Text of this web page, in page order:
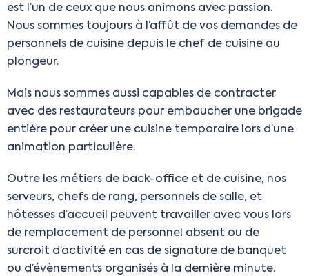
est l’un de ceux que nous animons avec passion.
Nous sommes toujours à l’affût de vos demandes de
personnels de cuisine depuis le chef de cuisine au
plongeur.
Mais nous sommes aussi capables de contracter
avec des restaurateurs pour embaucher une brigade
entière pour créer une cuisine temporaire lors d’une
animation particulière.
Outre les métiers de back-office et de cuisine, nos
serveurs, chefs de rang, personnels de salle, et
hôtesses d’accueil peuvent travailler avec vous lors
de remplacement de personnel absent ou de
surcroit d’activité en cas de signature de banquet
ou d’évènements organisés à la dernière minute.